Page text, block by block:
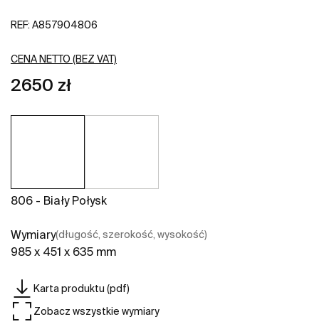
REF: A857904806
CENA NETTO (BEZ VAT)
2650 zł
806 - Biały Połysk
Wymiary(długość, szerokość, wysokość)
985 x 451 x 635 mm
Karta produktu (pdf)
Zobacz wszystkie wymiary